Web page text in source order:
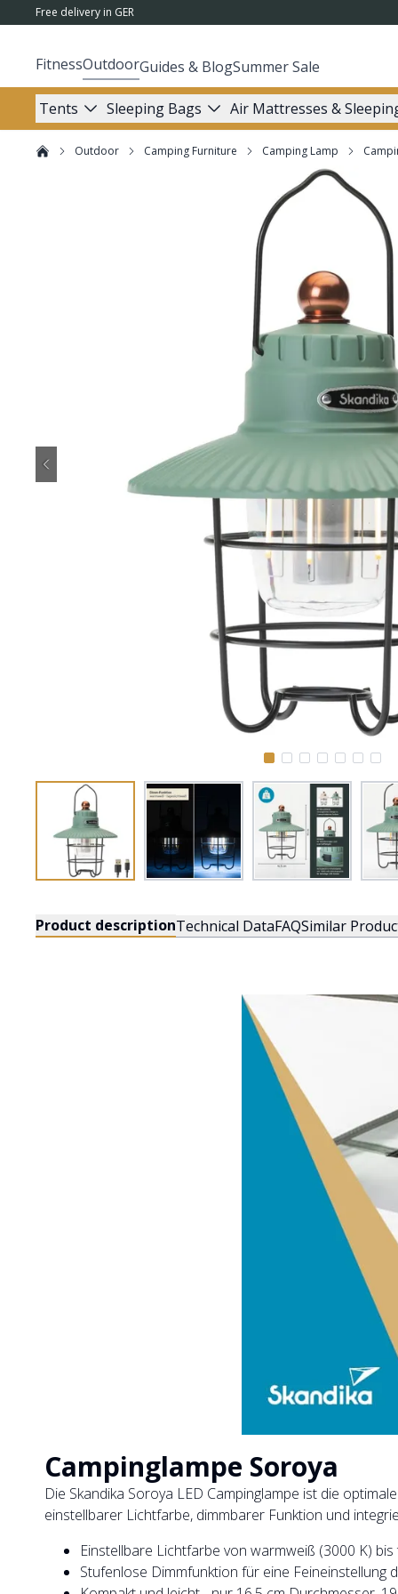
Free delivery in GER
FitnessOutdoorGuides & BlogSummer Sale
Tents Sleeping Bags Air Mattresses &
Outdoor Camping Furniture Camping Lamp
Product descriptionTechnical DataFAQSimilar
Campinglampe Soroya
Die Skandika Soroya LED Campinglampe ist die
einstellbarer Lichtfarbe, dimmbarer Funktion und
Einstellbare Lichtfarbe von warmweiß (3000 K)
Stufenlose Dimmfunktion für eine Feineinstellung